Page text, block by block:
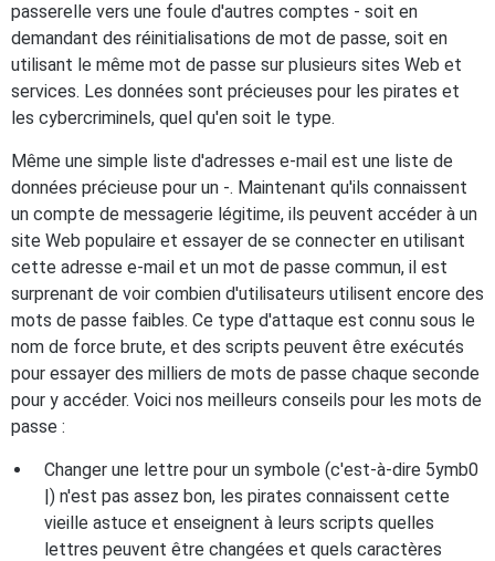
passerelle vers une foule d'autres comptes - soit en
demandant des réinitialisations de mot de passe, soit en
utilisant le même mot de passe sur plusieurs sites Web et
services. Les données sont précieuses pour les pirates et
les cybercriminels, quel qu'en soit le type.
Même une simple liste d'adresses e-mail est une liste de
données précieuse pour un -. Maintenant qu'ils connaissent
un compte de messagerie légitime, ils peuvent accéder à un
site Web populaire et essayer de se connecter en utilisant
cette adresse e-mail et un mot de passe commun, il est
surprenant de voir combien d'utilisateurs utilisent encore des
mots de passe faibles. Ce type d'attaque est connu sous le
nom de force brute, et des scripts peuvent être exécutés
pour essayer des milliers de mots de passe chaque seconde
pour y accéder. Voici nos meilleurs conseils pour les mots de
passe :
Changer une lettre pour un symbole (c'est-à-dire 5ymb0
|) n'est pas assez bon, les pirates connaissent cette
vieille astuce et enseignent à leurs scripts quelles
lettres peuvent être changées et quels caractères